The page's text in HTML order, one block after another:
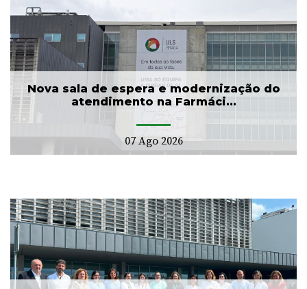
Nova sala de espera e modernização do
atendimento na Farmáci...
07 Ago 2026